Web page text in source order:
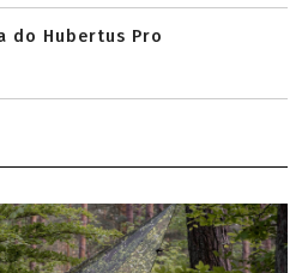
do Hubertus Pro